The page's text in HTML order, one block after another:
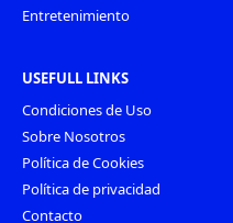
Entretenimiento
USEFULL LINKS
Condiciones de Uso
Sobre Nosotros
Política de Cookies
Política de privacidad
Contacto